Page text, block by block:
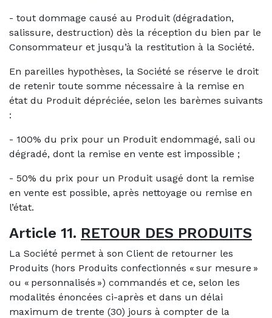
- tout dommage causé au Produit (dégradation,
salissure, destruction) dès la réception du bien par le
Consommateur et jusqu’à la restitution à la Société.
En pareilles hypothèses, la Société se réserve le droit
de retenir toute somme nécessaire à la remise en
état du Produit dépréciée, selon les barèmes suivants
:
- 100% du prix pour un Produit endommagé, sali ou
dégradé, dont la remise en vente est impossible ;
- 50% du prix pour un Produit usagé dont la remise
en vente est possible, après nettoyage ou remise en
l’état.
Article 11. RETOUR DES PRODUITS
La Société permet à son Client de retourner les
Produits (hors Produits confectionnés « sur mesure »
ou « personnalisés ») commandés et ce, selon les
modalités énoncées ci-après et dans un délai
maximum de trente (30) jours à compter de la